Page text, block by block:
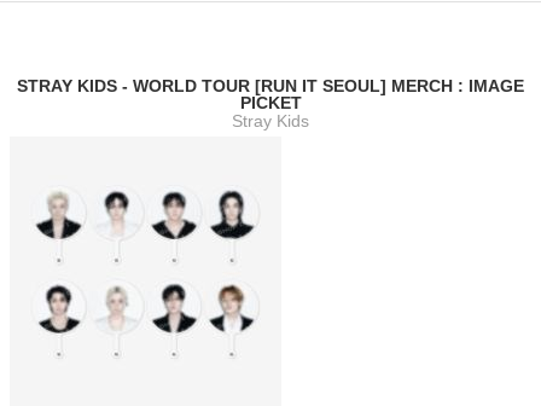
STRAY KIDS - WORLD TOUR [RUN IT SEOUL] MERCH : IMAGE
PICKET
Stray Kids